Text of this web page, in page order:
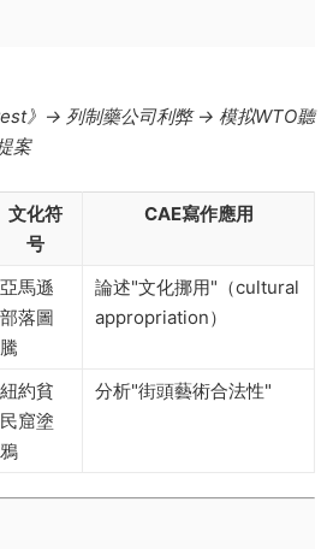
》→ 列制藥公司利弊 → 模拟WTO聽
案
文化符
号
CAE寫作應用
亞馬遜
部落圖
騰
論述"文化挪用"（cultural
appropriation）
紐約貧
民窟塗
鴉
分析"街頭藝術合法性"